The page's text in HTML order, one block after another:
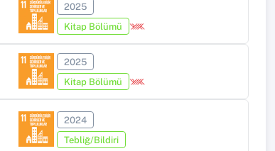
2025
Kitap Bölümü
2025
Kitap Bölümü
2024
Tebliğ/Bildiri